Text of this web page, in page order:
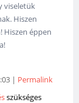
viseletük
Hiszen
Hiszen éppen
| Permalink
szükséges